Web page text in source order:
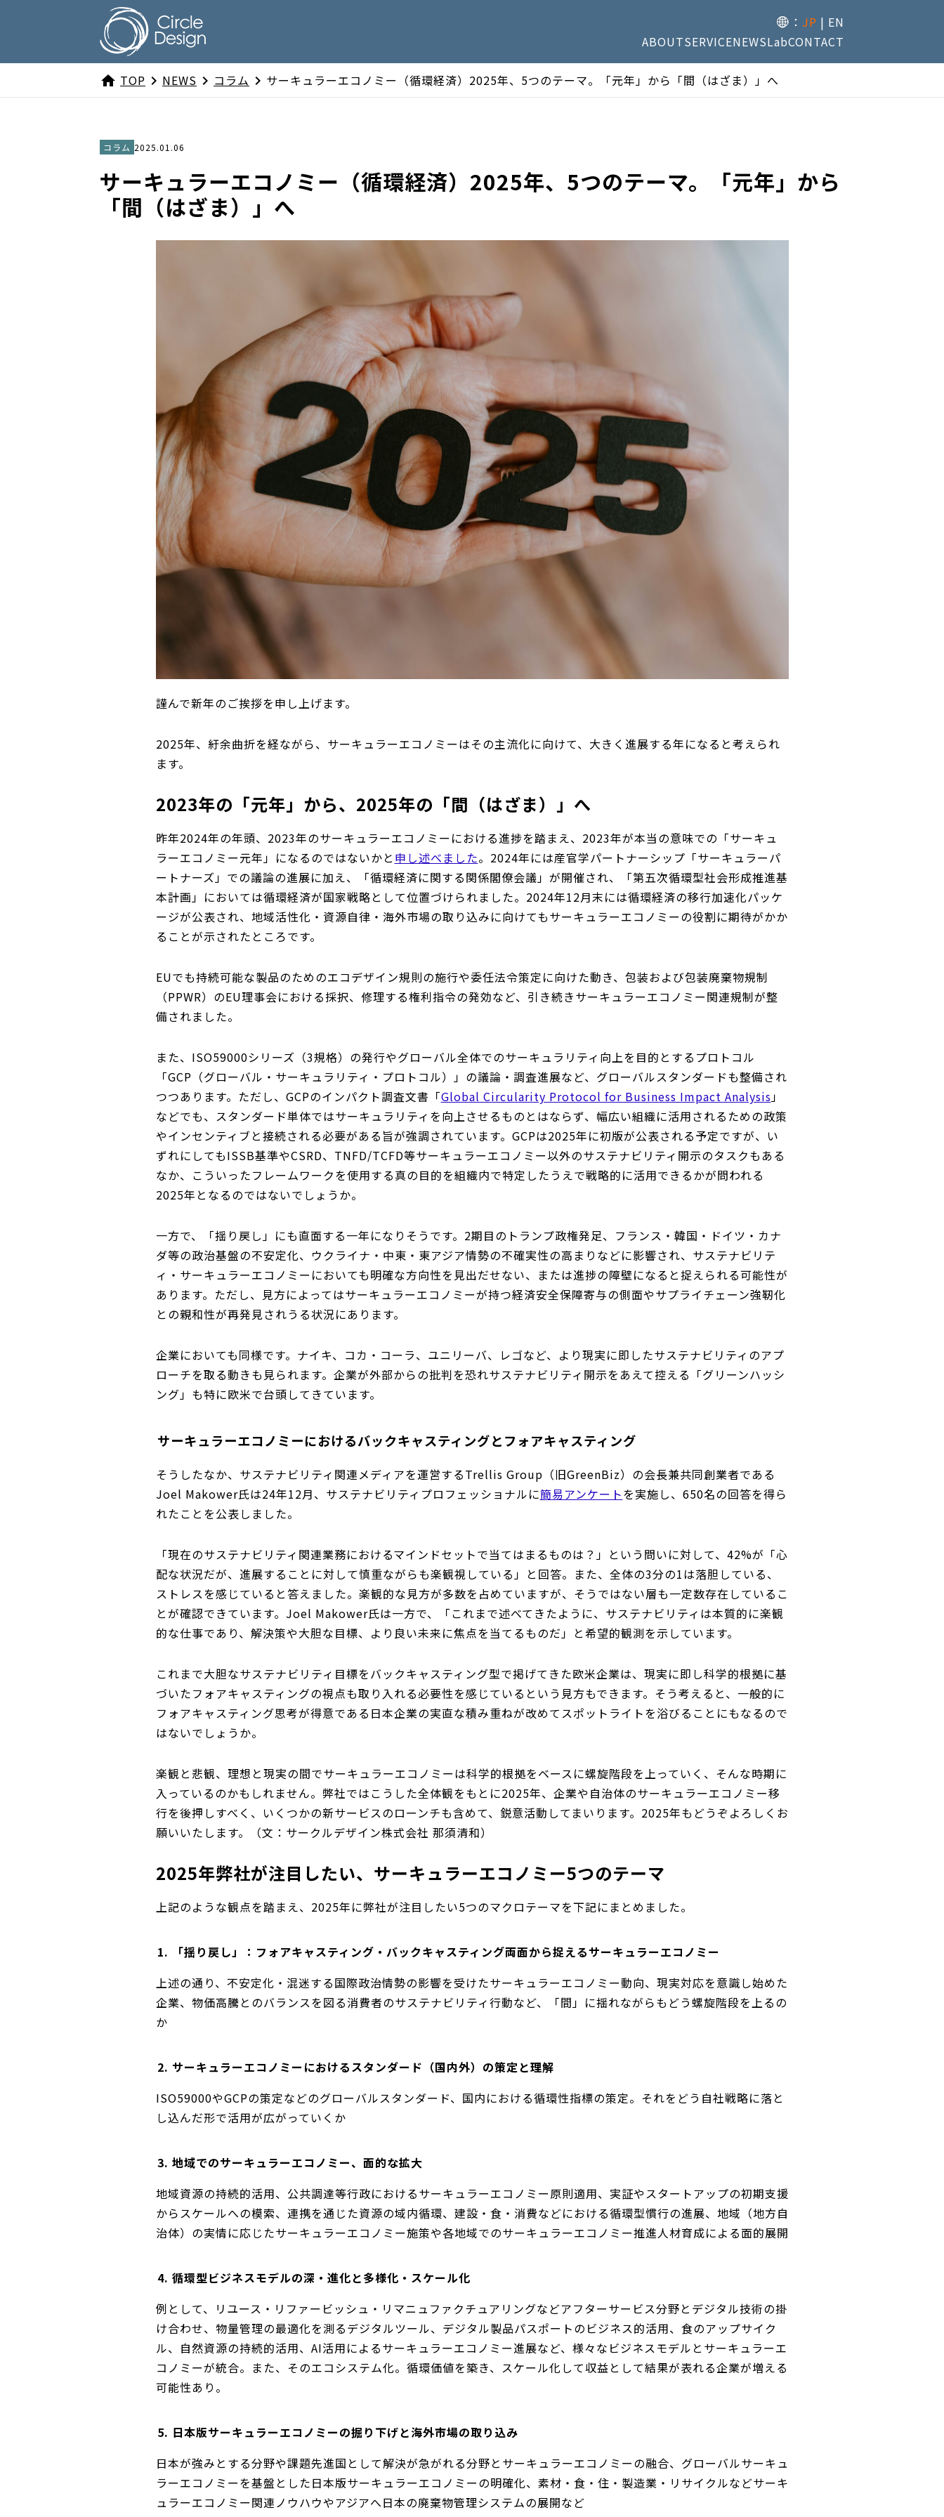
： EN
JP
ABOUTSERVICENEWSLabCONTACT
home TOP navigate_next NEWS navigate_next コラム navigate_next サーキュラーエコノミー（循環経済）2025年、5つのテーマ。「元年」から「間（はざま）」へ
コラム 2025.01.06
サーキュラーエコノミー（循環経済）2025年、5つのテーマ。「元年」から
「間（はざま）」へ
謹んで新年のご挨拶を申し上げます。
2025年、紆余曲折を経ながら、サーキュラーエコノミーはその主流化に向けて、大きく進展する年になると考えられ
ます。
2023年の「元年」から、2025年の「間（はざま）」へ
昨年2024年の年頭、2023年のサーキュラーエコノミーにおける進捗を踏まえ、2023年が本当の意味での「サーキュ
ラーエコノミー元年」になるのではないかと 申し述べました。2024年には産官学パートナーシップ「サーキュラーパ
ートナーズ」での議論の進展に加え、「循環経済に関する関係閣僚会議」が開催され、「第五次循環型社会形成推進基
本計画」においては循環経済が国家戦略として位置づけられました。2024年12月末には循環経済の移行加速化パッケ
ージが公表され、地域活性化・資源自律・海外市場の取り込みに向けてもサーキュラーエコノミーの役割に期待がかか
ることが示されたところです。
EUでも持続可能な製品のためのエコデザイン規則の施行や委任法令策定に向けた動き、包装および包装廃棄物規制
（PPWR）のEU理事会における採択、修理する権利指令の発効など、引き続きサーキュラーエコノミー関連規制が整
備されました。
また、ISO59000シリーズ（3規格）の発行やグローバル全体でのサーキュラリティ向上を目的とするプロトコル
「GCP（グローバル・サーキュラリティ・プロトコル）」の議論・調査進展など、グローバルスタンダードも整備され
つつあります。ただし、GCPのインパクト調査文書「Global Circularity Protocol for Business Impact Analysis」
などでも、スタンダード単体ではサーキュラリティを向上させるものとはならず、幅広い組織に活用されるための政策
やインセンティブと接続される必要がある旨が強調されています。GCPは2025年に初版が公表される予定ですが、い
ずれにしてもISSB基準やCSRD、TNFD/TCFD等サーキュラーエコノミー以外のサステナビリティ開示のタスクもある
なか、こういったフレームワークを使用する真の目的を組織内で特定したうえで戦略的に活用できるかが問われる
2025年となるのではないでしょうか。
一方で、「揺り戻し」にも直面する一年になりそうです。2期目のトランプ政権発足、フランス・韓国・ドイツ・カナ
ダ等の政治基盤の不安定化、ウクライナ・中東・東アジア情勢の不確実性の高まりなどに影響され、サステナビリテ
ィ・サーキュラーエコノミーにおいても明確な方向性を見出だせない、または進捗の障壁になると捉えられる可能性が
あります。ただし、見方によってはサーキュラーエコノミーが持つ経済安全保障寄与の側面やサプライチェーン強靭化
との親和性が再発見されうる状況にあります。
企業においても同様です。ナイキ、コカ・コーラ、ユニリーバ、レゴなど、より現実に即したサステナビリティのアプ
ローチを取る動きも見られます。企業が外部からの批判を恐れサステナビリティ開示をあえて控える「グリーンハッシ
ング」も特に欧米で台頭してきています。
サーキュラーエコノミーにおけるバックキャスティングとフォアキャスティング
そうしたなか、サステナビリティ関連メディアを運営するTrellis Group（旧GreenBiz）の会長兼共同創業者である
Joel Makower氏は24年12月、サステナビリティプロフェッショナルに簡易アンケートを実施し、650名の回答を得ら
れたことを公表しました。
「現在のサステナビリティ関連業務におけるマインドセットで当てはまるものは？」という問いに対して、42%が「心
配な状況だが、進展することに対して慎重ながらも楽観視している」と回答。また、全体の3分の1は落胆している、
ストレスを感じていると答えました。楽観的な見方が多数を占めていますが、そうではない層も一定数存在しているこ
とが確認できています。Joel Makower氏は一方で、「これまで述べてきたように、サステナビリティは本質的に楽観
的な仕事であり、解決策や大胆な目標、より良い未来に焦点を当てるものだ」と希望的観測を示しています。
これまで大胆なサステナビリティ目標をバックキャスティング型で掲げてきた欧米企業は、現実に即し科学的根拠に基
づいたフォアキャスティングの視点も取り入れる必要性を感じているという見方もできます。そう考えると、一般的に
フォアキャスティング思考が得意である日本企業の実直な積み重ねが改めてスポットライトを浴びることにもなるので
はないでしょうか。
楽観と悲観、理想と現実の間でサーキュラーエコノミーは科学的根拠をベースに螺旋階段を上っていく、そんな時期に
入っているのかもしれません。弊社ではこうした全体観をもとに2025年、企業や自治体のサーキュラーエコノミー移
行を後押しすべく、いくつかの新サービスのローンチも含めて、鋭意活動してまいります。2025年もどうぞよろしくお
願いいたします。（文：サークルデザイン株式会社 那須清和）
2025年弊社が注目したい、サーキュラーエコノミー5つのテーマ
上記のような観点を踏まえ、2025年に弊社が注目したい5つのマクロテーマを下記にまとめました。
1. 「揺り戻し」：フォアキャスティング・バックキャスティング両面から捉えるサーキュラーエコノミー
上述の通り、不安定化・混迷する国際政治情勢の影響を受けたサーキュラーエコノミー動向、現実対応を意識し始めた
企業、物価高騰とのバランスを図る消費者のサステナビリティ行動など、「間」に揺れながらもどう螺旋階段を上るの
か
2. サーキュラーエコノミーにおけるスタンダード（国内外）の策定と理解
ISO59000やGCPの策定などのグローバルスタンダード、国内における循環性指標の策定。それをどう自社戦略に落と
し込んだ形で活用が広がっていくか
3. 地域でのサーキュラーエコノミー、面的な拡大
地域資源の持続的活用、公共調達等行政におけるサーキュラーエコノミー原則適用、実証やスタートアップの初期支援
からスケールへの模索、連携を通じた資源の域内循環、建設・食・消費などにおける循環型慣行の進展、地域（地方自
治体）の実情に応じたサーキュラーエコノミー施策や各地域でのサーキュラーエコノミー推進人材育成による面的展開
4. 循環型ビジネスモデルの深・進化と多様化・スケール化
例として、リユース・リファービッシュ・リマニュファクチュアリングなどアフターサービス分野とデジタル技術の掛
け合わせ、物量管理の最適化を測るデジタルツール、デジタル製品パスポートのビジネス的活用、食のアップサイク
ル、自然資源の持続的活用、AI活用によるサーキュラーエコノミー進展など、様々なビジネスモデルとサーキュラーエ
コノミーが統合。また、そのエコシステム化。循環価値を築き、スケール化して収益として結果が表れる企業が増える
可能性あり。
5. 日本版サーキュラーエコノミーの掘り下げと海外市場の取り込み
日本が強みとする分野や課題先進国として解決が急がれる分野とサーキュラーエコノミーの融合、グローバルサーキュ
ラーエコノミーを基盤とした日本版サーキュラーエコノミーの明確化、素材・食・住・製造業・リサイクルなどサーキ
ュラーエコノミー関連ノウハウやアジアへ日本の廃棄物管理システムの展開など